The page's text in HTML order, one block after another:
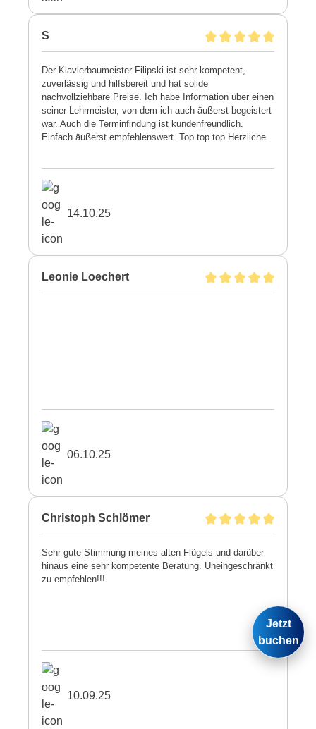
S
Der Klavierbaumeister Filipski ist sehr kompetent,
zuverlässig und hilfsbereit und hat solide
nachvollziehbare Preise. Ich habe Information über einen
seiner Lehrmeister, von dem ich auch äußerst begeistert
war. Auch die Terminfindung ist kundenfreundlich.
Einfach äußerst empfehlenswert. Top top top Herzliche
14.10.25
Leonie Loechert
06.10.25
Christoph Schlömer
Sehr gute Stimmung meines alten Flügels und darüber
hinaus eine sehr kompetente Beratung. Uneingeschränkt
zu empfehlen!!!
10.09.25
Jetzt
buchen